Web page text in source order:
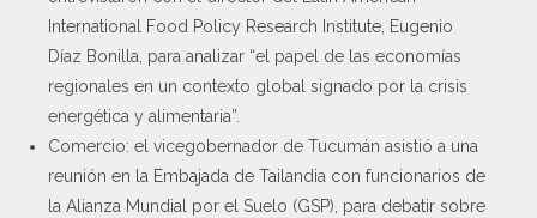
International Food Policy Research Institute, Eugenio
Díaz Bonilla, para analizar “el papel de las economías
regionales en un contexto global signado por la crisis
energética y alimentaria”.
Comercio: el vicegobernador de Tucumán asistió a una
reunión en la Embajada de Tailandia con funcionarios de
la Alianza Mundial por el Suelo (GSP), para debatir sobre